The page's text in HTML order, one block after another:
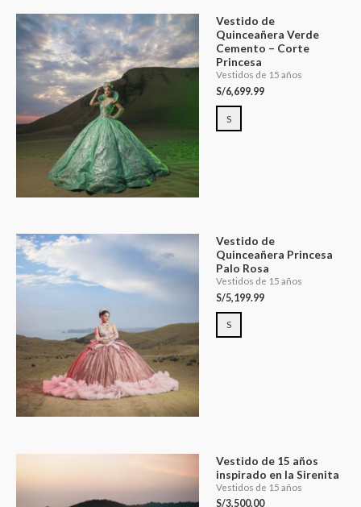
Vestido de
Quinceañera Verde
Cemento – Corte
Princesa
Vestidos de 15 años
S/6,699.99
S
Vestido de
Quinceañera Princesa
Palo Rosa
Vestidos de 15 años
S/5,199.99
S
Vestido de 15 años
inspirado en la Sirenita
Vestidos de 15 años
S/3,500.00